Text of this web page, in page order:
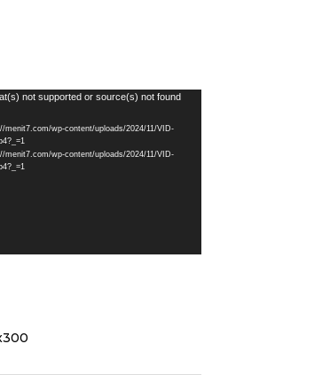
not supported or source(s) not found
menit7.com/wp-content/uploads/2024/11/VID-
menit7.com/wp-content/uploads/2024/11/VID-